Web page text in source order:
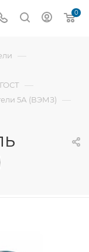
0
—
—
5А (ВЭМЗ) —